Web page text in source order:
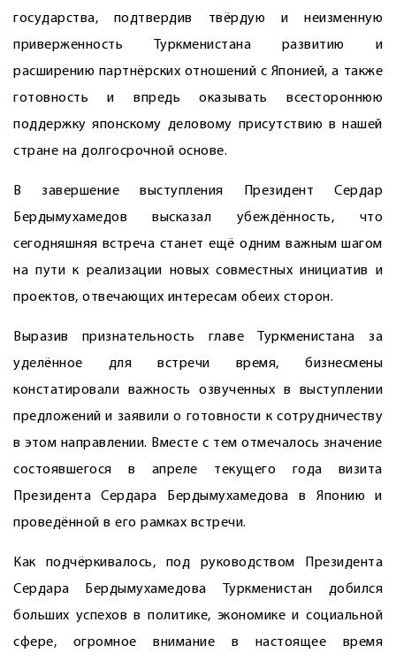
государства, подтвердив твёрдую и неизменную
приверженность Туркменистана развитию и
расширению партнёрских отношений с Японией, а также
готовность и впредь оказывать всестороннюю
поддержку японскому деловому присутствию в нашей
стране на долгосрочной основе.
В завершение выступления Президент Сердар
Бердымухамедов высказал убеждённость, что
сегодняшняя встреча станет ещё одним важным шагом
на пути к реализации новых совместных инициатив и
проектов, отвечающих интересам обеих сторон.
Выразив признательность главе Туркменистана за
уделённое для встречи время, бизнесмены
констатировали важность озвученных в выступлении
предложений и заявили о готовности к сотрудничеству
в этом направлении. Вместе с тем отмечалось значение
состоявшегося в апреле текущего года визита
Президента Сердара Бердымухамедова в Японию и
проведённой в его рамках встречи.
Как подчёркивалось, под руководством Президента
Сердара Бердымухамедова Туркменистан добился
больших успехов в политике, экономике и социальной
сфере, огромное внимание в настоящее время